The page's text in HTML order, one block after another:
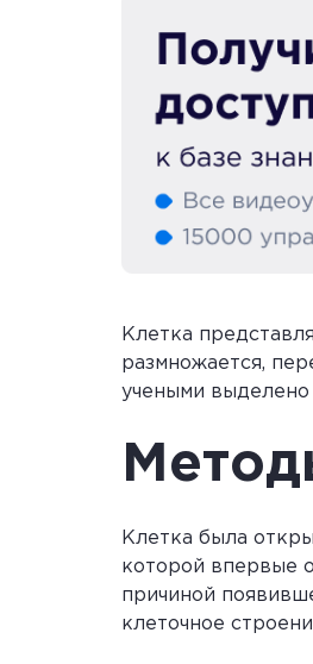
Клетка
размножается,
учеными выделено
Клетка была
которой впервые
причиной
клеточное